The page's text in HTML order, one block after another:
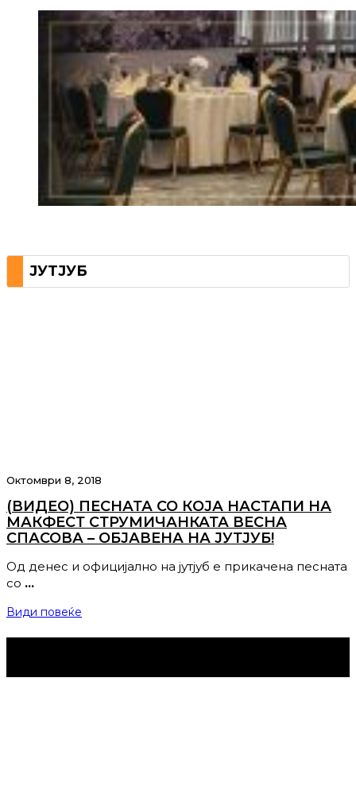
ЈУТЈУБ
Октомври 8, 2018
(ВИДЕО) ПЕСНАТА СО КОЈА НАСТАПИ НА
МАКФЕСТ СТРУМИЧАНКАТА ВЕСНА
СПАСОВА – ОБЈАВЕНА НА ЈУТЈУБ!
Од денес и официјално на јутјуб е прикачена песната
со …
Види повеќе